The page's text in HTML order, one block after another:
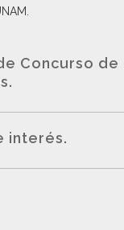
Concurso de
.
interés.